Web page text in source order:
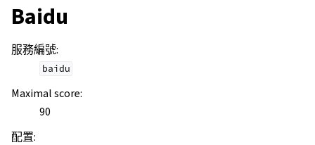
Baidu
服務編號:
baidu
Maximal score:
90
配置: